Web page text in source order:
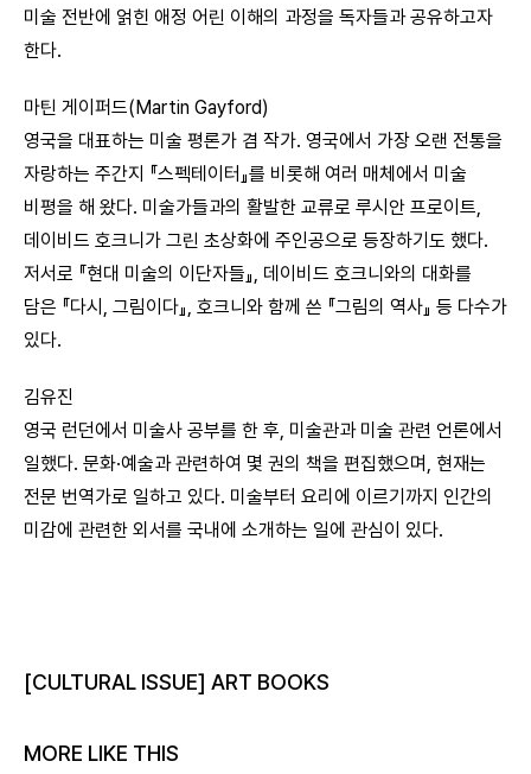
미술 전반에 얽힌 애정 어린 이해의 과정을 독자들과 공유하고자
한다.
마틴 게이퍼드(Martin Gayford)
영국을 대표하는 미술 평론가 겸 작가. 영국에서 가장 오랜 전통을
자랑하는 주간지 『스펙테이터』를 비롯해 여러 매체에서 미술
비평을 해 왔다. 미술가들과의 활발한 교류로 루시안 프로이트,
데이비드 호크니가 그린 초상화에 주인공으로 등장하기도 했다.
저서로 『현대 미술의 이단자들』, 데이비드 호크니와의 대화를
담은 『다시, 그림이다』, 호크니와 함께 쓴 『그림의 역사』 등 다수가
있다.
김유진
영국 런던에서 미술사 공부를 한 후, 미술관과 미술 관련 언론에서
일했다. 문화·예술과 관련하여 몇 권의 책을 편집했으며, 현재는
전문 번역가로 일하고 있다. 미술부터 요리에 이르기까지 인간의
미감에 관련한 외서를 국내에 소개하는 일에 관심이 있다.
[CULTURAL ISSUE] ART BOOKS
MORE LIKE THIS